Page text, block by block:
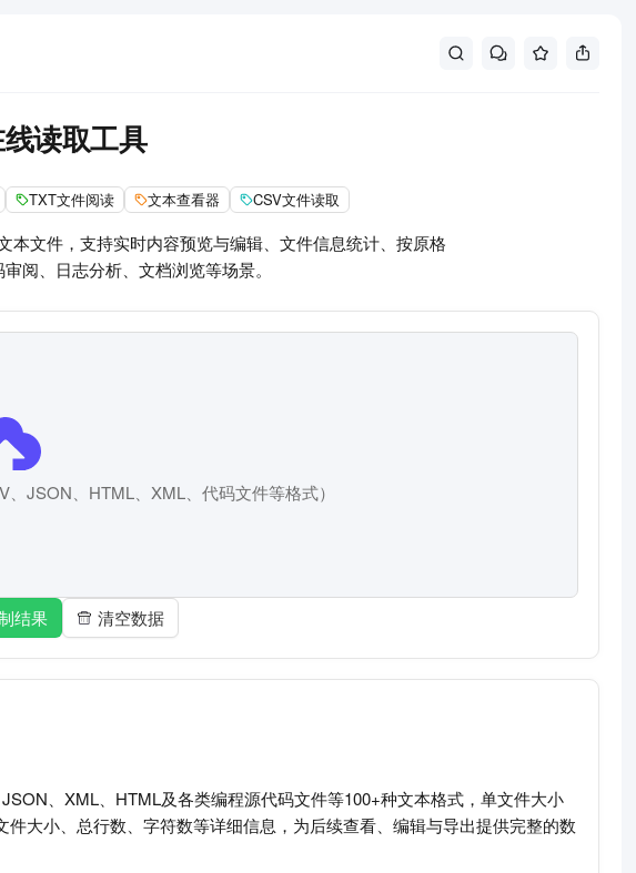
读取工具
TXT文件阅读 文本查看器 CSV文件读取
文件，支持实时内容预览与编辑、文件信息统计、按原格
阅、日志分析、文档浏览等场景。
JSON、HTML、XML、代码文件等格式）
结果 清空数据
、XML、HTML及各类编程源代码文件等100+种文本格式，单文件大小
大小、总行数、字符数等详细信息，为后续查看、编辑与导出提供完整的数